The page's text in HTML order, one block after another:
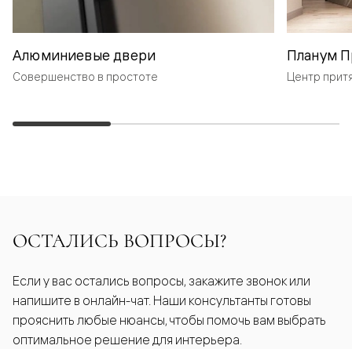
Алюминиевые двери
Совершенство в простоте
Планум
Центр
ОСТАЛИСЬ ВОПРОСЫ?
Если у вас остались вопросы, закажите звонок или
напишите в онлайн-чат. Наши консультанты готовы
прояснить любые нюансы, чтобы помочь вам выбрать
оптимальное решение для интерьера.